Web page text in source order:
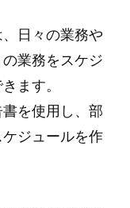
日々の業務や
業務をスケジ
ます。
を使用し、部
ジュールを作